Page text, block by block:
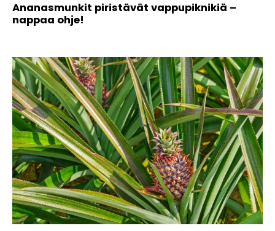
Ananasmunkit piristävät vappupiknikiä –
nappaa ohje!